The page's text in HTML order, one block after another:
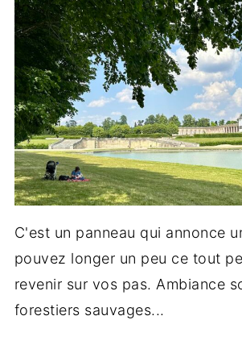
C'est un panneau qui annonce
pouvez longer un peu ce tout
revenir sur vos pas. Ambiance
forestiers sauvages...